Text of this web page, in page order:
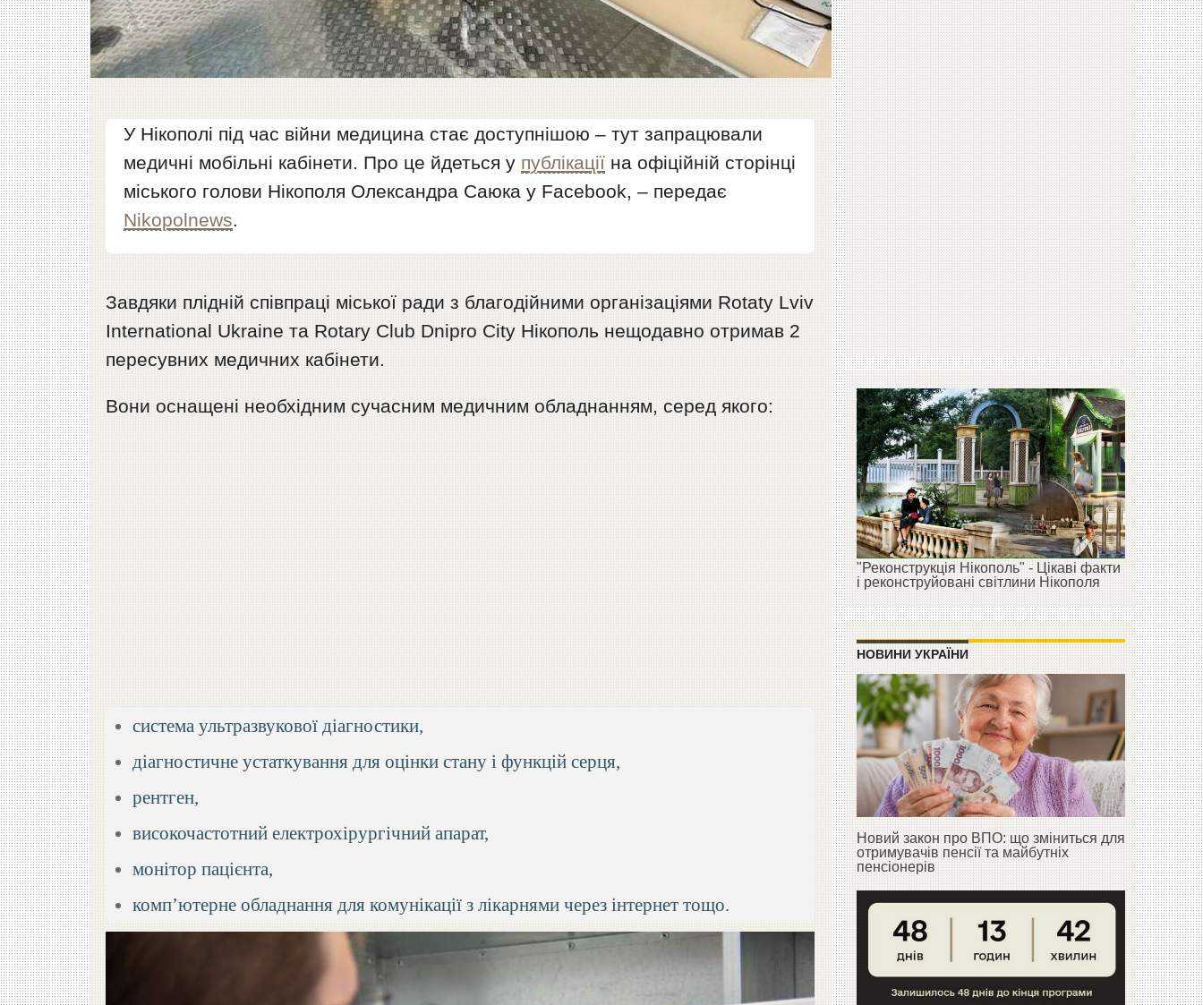
У Нікополі під час війни медицина стає доступнішою – тут запрацювали
медичні мобільні кабінети. Про це йдеться у публікації на офіційній сторінці
міського голови Нікополя Олександра Саюка у Facebook, – передає
Nikopolnews.
Завдяки плідній співпраці міської ради з благодійними організаціями Rotaty Lviv
International Ukraine та Rotary Club Dnipro City Нікополь нещодавно отримав 2
пересувних медичних кабінети.
Вони оснащені необхідним сучасним медичним обладнанням, серед якого:
система ультразвукової діагностики,
діагностичне устаткування для оцінки стану і функцій серця,
рентген,
високочастотний електрохірургічний апарат,
монітор пацієнта,
комп’ютерне обладнання для комунікації з лікарнями через інтернет тощо.
"Реконструкція Нікополь" - Цікаві факти
і реконструйовані світлини Нікополя
НОВИНИ УКРАЇНИ
Новий закон про ВПО: що зміниться для
отримувачів пенсії та майбутніх
пенсіонерів